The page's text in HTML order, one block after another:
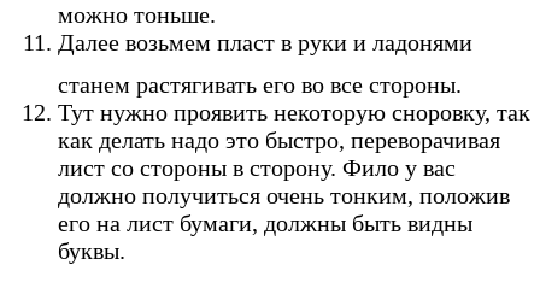
можно тоньше.
Далее возьмем пласт в руки и ладонями
станем растягивать его во все стороны.
Тут нужно проявить некоторую сноровку, так
как делать надо это быстро, переворачивая
лист со стороны в сторону. Фило у вас
должно получиться очень тонким, положив
его на лист бумаги, должны быть видны
буквы.